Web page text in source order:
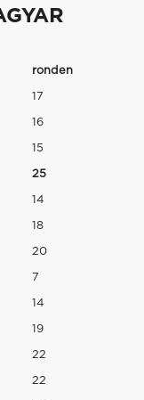
ronden
17
16
15
25
14
18
20
7
14
19
22
22